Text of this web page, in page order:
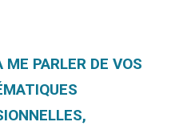
ME PARLER DE VOS